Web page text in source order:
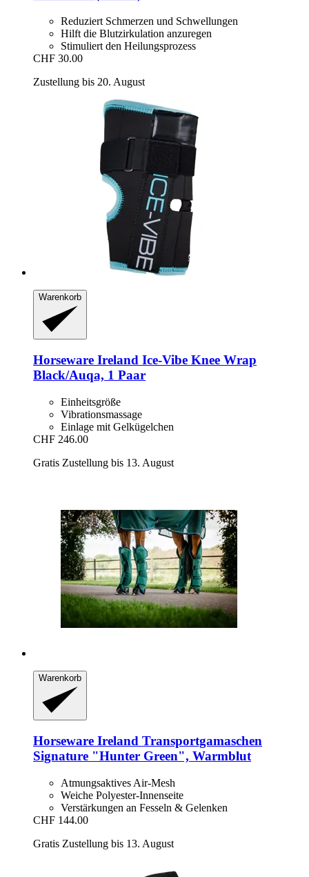
Reduziert Schmerzen und Schwellungen
Hilft die Blutzirkulation anzuregen
Stimuliert den Heilungsprozess
CHF 30.00
Zustellung bis 20. August
Warenkorb
Horseware Ireland Ice-​Vibe Knee Wrap
Black/Auqa, 1 Paar
Einheitsgröße
Vibrationsmassage
Einlage mit Gelkügelchen
CHF 246.00
Gratis Zustellung bis 13. August
Warenkorb
Horseware Ireland Transportgamaschen
Signature "Hunter Green", Warmblut
Atmungsaktives Air-Mesh
Weiche Polyester-Innenseite
Verstärkungen an Fesseln & Gelenken
CHF 144.00
Gratis Zustellung bis 13. August